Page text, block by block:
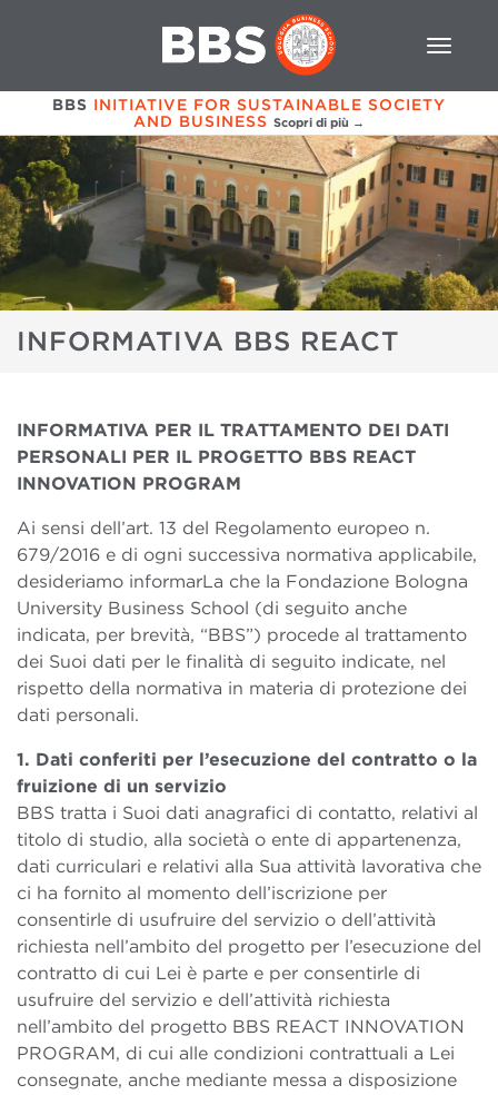
BBS INITIATIVE FOR SUSTAINABLE SOCIETY
AND BUSINESS Scopri di più →
INFORMATIVA BBS REACT
INFORMATIVA PER IL TRATTAMENTO DEI DATI
PERSONALI PER IL PROGETTO BBS REACT
INNOVATION PROGRAM
Ai sensi dell’art. 13 del Regolamento europeo n.
679/2016 e di ogni successiva normativa applicabile,
desideriamo informarLa che la Fondazione Bologna
University Business School (di seguito anche
indicata, per brevità, “BBS”) procede al trattamento
dei Suoi dati per le finalità di seguito indicate, nel
rispetto della normativa in materia di protezione dei
dati personali.
1. Dati conferiti per l’esecuzione del contratto o la
fruizione di un servizio
BBS tratta i Suoi dati anagrafici di contatto, relativi al
titolo di studio, alla società o ente di appartenenza,
dati curriculari e relativi alla Sua attività lavorativa che
ci ha fornito al momento dell’iscrizione per
consentirle di usufruire del servizio o dell’attività
richiesta nell’ambito del progetto per l’esecuzione del
contratto di cui Lei è parte e per consentirle di
usufruire del servizio e dell’attività richiesta
nell’ambito del progetto BBS REACT INNOVATION
PROGRAM, di cui alle condizioni contrattuali a Lei
consegnate, anche mediante messa a disposizione